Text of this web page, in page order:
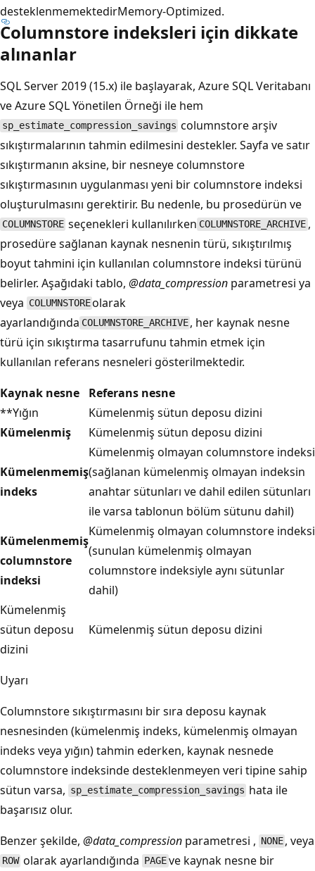
desteklenmemektedirMemory-Optimized.
Columnstore indeksleri için dikkate
alınanlar
SQL Server 2019 (15.x) ile başlayarak, Azure SQL Veritabanı
ve Azure SQL Yönetilen Örneği ile hem
sp_estimate_compression_savings columnstore arşiv
sıkıştırmalarının tahmin edilmesini destekler. Sayfa ve satır
sıkıştırmanın aksine, bir nesneye columnstore
sıkıştırmasının uygulanması yeni bir columnstore indeksi
oluşturulmasını gerektirir. Bu nedenle, bu prosedürün ve
COLUMNSTORE seçenekleri kullanılırken COLUMNSTORE_ARCHIVE ,
prosedüre sağlanan kaynak nesnenin türü, sıkıştırılmış
boyut tahmini için kullanılan columnstore indeksi türünü
belirler. Aşağıdaki tablo, @data_compression parametresi ya
veya COLUMNSTOREolarak
ayarlandığında COLUMNSTORE_ARCHIVE , her kaynak nesne
türü için sıkıştırma tasarrufunu tahmin etmek için
kullanılan referans nesneleri gösterilmektedir.
Kaynak nesne
Referans nesne
**Yığın
Kümelenmiş sütun deposu dizini
Kümelenmiş
Kümelenmiş sütun deposu dizini
Kümelenmemiş
indeks
Kümelenmiş olmayan columnstore indeksi
(sağlanan kümelenmiş olmayan indeksin
anahtar sütunları ve dahil edilen sütunları
ile varsa tablonun bölüm sütunu dahil)
Kümelenmemiş
columnstore
indeksi
Kümelenmiş olmayan columnstore indeksi
(sunulan kümelenmiş olmayan
columnstore indeksiyle aynı sütunlar
dahil)
Kümelenmiş
sütun deposu
dizini
Kümelenmiş sütun deposu dizini
Uyarı
Columnstore sıkıştırmasını bir sıra deposu kaynak
nesnesinden (kümelenmiş indeks, kümelenmiş olmayan
indeks veya yığın) tahmin ederken, kaynak nesnede
columnstore indeksinde desteklenmeyen veri tipine sahip
sütun varsa, sp_estimate_compression_savings hata ile
başarısız olur.
Benzer şekilde, @data_compression parametresi , NONE , veya
ROW olarak ayarlandığında PAGEve kaynak nesne bir